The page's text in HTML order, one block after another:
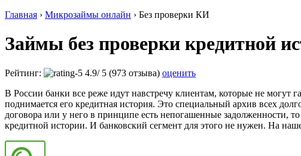
Главная › Микрозаймы онлайн › Без проверки КИ
Займы без проверки кредитной
Рейтинг: 4.9/ 5 (973 отзыва) оценить
В России банки все реже идут навстречу клиентам, которые не могут
поднимается его кредитная история. Это специальный архив всех
договора или у него в принципе есть непогашенные задолженности,
кредитной истории. И банковский сегмент для этого не нужен. На